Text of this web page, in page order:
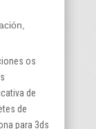
os
de
de
para 3ds